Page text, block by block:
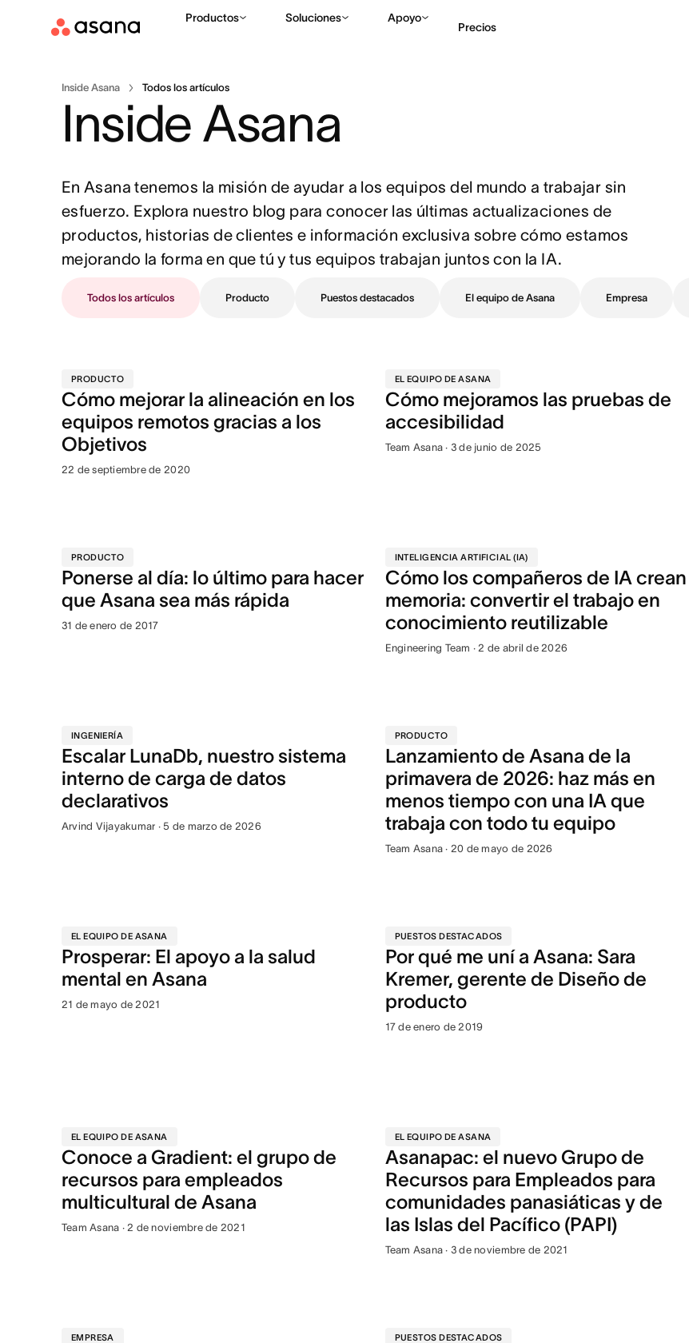
Productos Soluciones Apoyo
Precios
Inside Asana Todos los artículos
Inside Asana
En Asana tenemos la misión de ayudar a los equipos del mundo a trabajar sin
esfuerzo. Explora nuestro blog para conocer las últimas actualizaciones de
productos, historias de clientes e información exclusiva sobre cómo estamos
mejorando la forma en que tú y tus equipos trabajan juntos con la IA.
Todos los artículos Producto Puestos destacados El equipo de Asana Empresa
PRODUCTO
Cómo mejorar la alineación en los
equipos remotos gracias a los
Objetivos
22 de septiembre de 2020
EL EQUIPO DE ASANA
Cómo mejoramos las pruebas de
accesibilidad
Team Asana · 3 de junio de 2025
PRODUCTO
Ponerse al día: lo último para hacer
que Asana sea más rápida
31 de enero de 2017
INTELIGENCIA ARTIFICIAL (IA)
Cómo los compañeros de IA crean
memoria: convertir el trabajo en
conocimiento reutilizable
Engineering Team · 2 de abril de 2026
INGENIERÍA
Escalar LunaDb, nuestro sistema
interno de carga de datos
declarativos
Arvind Vijayakumar · 5 de marzo de 2026
PRODUCTO
Lanzamiento de Asana de la
primavera de 2026: haz más en
menos tiempo con una IA que
trabaja con todo tu equipo
Team Asana · 20 de mayo de 2026
EL EQUIPO DE ASANA
Prosperar: El apoyo a la salud
mental en Asana
21 de mayo de 2021
PUESTOS DESTACADOS
Por qué me uní a Asana: Sara
Kremer, gerente de Diseño de
producto
17 de enero de 2019
EL EQUIPO DE ASANA
Conoce a Gradient: el grupo de
recursos para empleados
multicultural de Asana
Team Asana · 2 de noviembre de 2021
EL EQUIPO DE ASANA
Asanapac: el nuevo Grupo de
Recursos para Empleados para
comunidades panasiáticas y de
las Islas del Pacífico (PAPI)
Team Asana · 3 de noviembre de 2021
EMPRESA PUESTOS DESTACADOS